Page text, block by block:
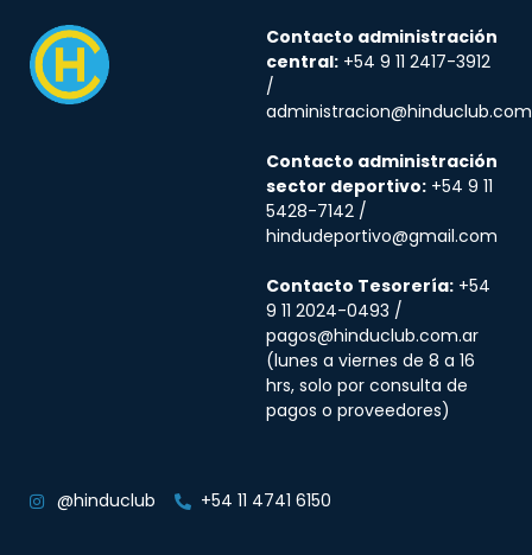
Contacto administración
central: +54 9 11 2417-3912
/
Contacto administración
sector deportivo: +54 9 11
5428-7142 /
hindudeportivo@gmail.com
Contacto Tesorería: +54
9 11 2024-0493 /
pagos@hinduclub.com.ar
(lunes a viernes de 8 a 16
hrs, solo por consulta de
pagos o proveedores)
@hinduclub +54 11 4741 6150